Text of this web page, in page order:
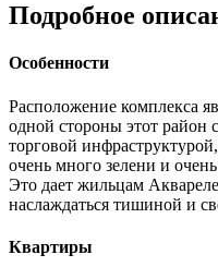
Подробное
Особенности
Расположение комплекса
одной стороны этот район
торговой
очень много зелени и
Это дает жильцам
наслаждаться тишиной и
Квартиры